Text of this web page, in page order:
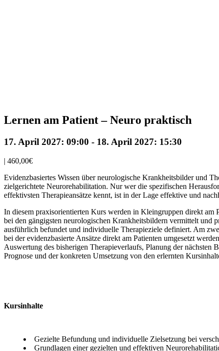
Lernen am Patient – Neuro praktisch
17. April 2027: 09:00 - 18. April 2027: 15:30
| 460,00€
Evidenzbasiertes Wissen über neurologische Krankheitsbilder und
zielgerichtete Neurorehabilitation. Nur wer die spezifischen
effektivsten Therapieansätze kennt, ist in der Lage effektive und
In diesem praxisorientierten Kurs werden in Kleingruppen direkt
bei den gängigsten neurologischen Krankheitsbildern vermittelt und
ausführlich befundet und individuelle Therapieziele definiert. Am
bei der evidenzbasierte Ansätze direkt am Patienten umgesetzt
Auswertung des bisherigen Therapieverlaufs, Planung der nächsten
Prognose und der konkreten Umsetzung von den erlernten
Kursinhalte
Gezielte Befundung und individuelle Zielsetzung bei
Grundlagen einer gezielten und effektiven